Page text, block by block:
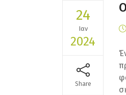
24
Ιαν
2024
Share